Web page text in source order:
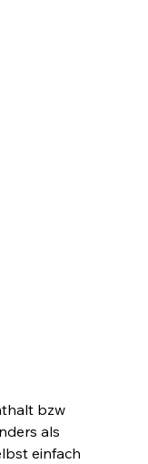
bzw
als
einfach